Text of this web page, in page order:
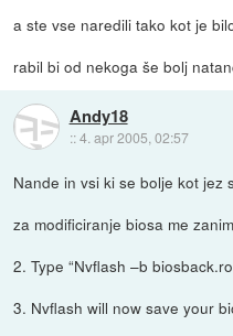
a ste vse naredili tako kot je
rabil bi od nekoga še bolj
Andy18
::4. apr 2005, 02:57
Nande in vsi ki se bolje kot jez
za modificiranje biosa me
2. Type “Nvflash –b
3. Nvflash will now save your